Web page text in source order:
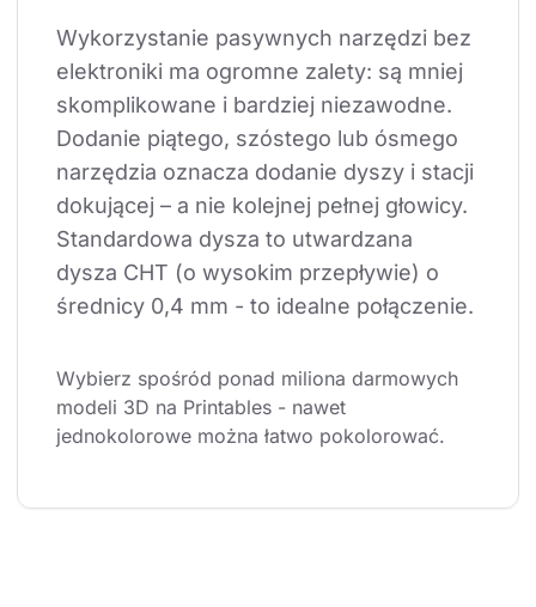
Wykorzystanie pasywnych narzędzi bez
elektroniki ma ogromne zalety: są mniej
skomplikowane i bardziej niezawodne.
Dodanie piątego, szóstego lub ósmego
narzędzia oznacza dodanie dyszy i stacji
dokującej – a nie kolejnej pełnej głowicy.
Standardowa dysza to utwardzana
dysza CHT (o wysokim przepływie) o
średnicy 0,4 mm - to idealne połączenie.
Wybierz spośród ponad miliona darmowych
modeli 3D na Printables - nawet
jednokolorowe można łatwo pokolorować.